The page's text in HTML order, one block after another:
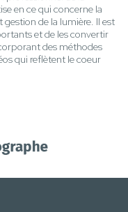
en ce qui concerne la
de la lumière. Il est
et de les convertir
des méthodes
qui reflètent le coeur